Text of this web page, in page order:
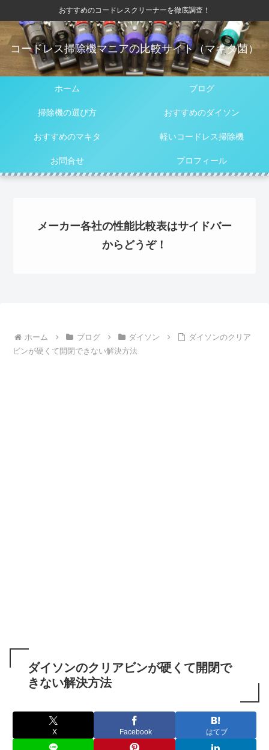
おすすめのコードレスクリーナーを徹底調査！
コードレス掃除機マニアの比較サイト（マキタ菌）
ホーム ブログ
掃除機の選び方 おすすめのダイソン
おすすめのマキタ 軽いコードレス掃除機
お問合せ プロフィール
メーカー各社の性能比較表はサイドバー
からどうぞ！
ホーム ブログ ダイソン
ダイソンのクリア
ビンが硬くて開閉できない解決方法
ダイソンのクリアビンが硬くて開閉で
きない解決方法
X Facebook はてブ